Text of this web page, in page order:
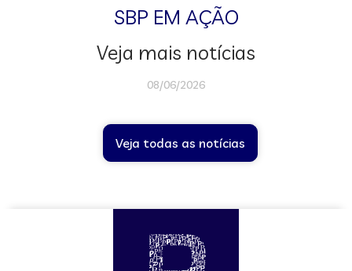
SBP EM AÇÃO
Veja mais notícias
08/06/2026
Veja todas as notícias